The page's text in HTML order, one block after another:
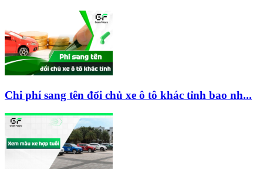
Chi phí sang tên đổi chủ xe ô tô khác tỉnh bao nh...